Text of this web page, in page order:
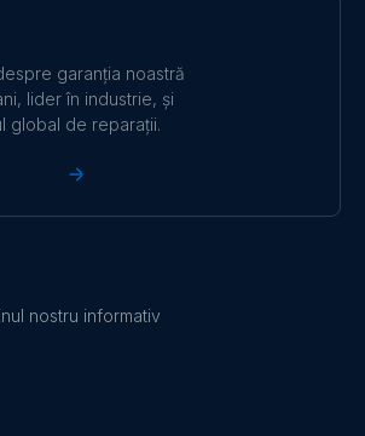
10A (240W) Isolated DC-DC converter
10A (240W) Isolated DC-DC converter
15A 360W (front-angle)
15A 360W (left)
garanția noastră
lider în industrie, și
global de reparații.
nostru informativ